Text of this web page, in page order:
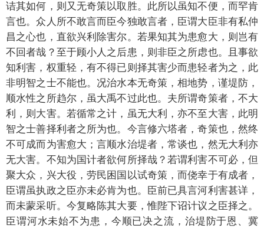
诘其如何，则又无奇策以取胜。此所以虽知不便，而罕肯
言也。众人所不敢言而臣今独敢言者，臣谓大臣非有私仲
昌之心也，直欲兴利除害尔。若果知其为患愈大，则岂有
不回者哉？至于顾小人之后患，则非臣之所虑也。且事欲
知利害，权重轻，有不得已则择其害少而患轻者为之，此
非明智之士不能也。况治水本无奇策，相地势，谨堤防，
顺水性之所趋尔，虽大禹不过此也。夫所谓奇策者，不大
利，则大害。若循常之计，虽无大利，亦不至大害，此明
智之士善择利者之所为也。今言修六塔者，奇策也，然终
不可成而为害愈大；言顺水治堤者，常谈也，然无大利亦
无大害。不知为国计者欲何所择哉？若谓利害不可必，但
聚大众，兴大役，劳民困国以试奇策，而侥幸于有成者，
臣谓虽执政之臣亦未必肯为也。臣前已具言河利害甚详，
而未蒙采听。今复略陈其大要，惟陛下诏计议之臣择之。
臣谓河水未始不为患，今顺已决之流，治堤防于恩、冀